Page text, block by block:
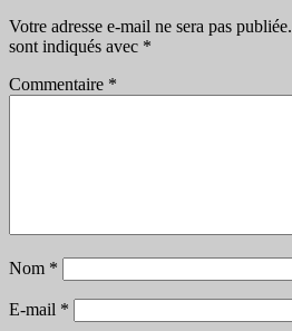
Votre adresse e-mail ne sera pas publiée.
sont indiqués avec *
Commentaire *
Nom *
E-mail *